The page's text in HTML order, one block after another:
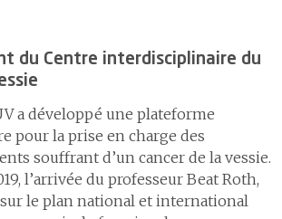
du Centre interdisciplinaire du
a développé une plateforme
pour la prise en charge des
souffrant d’un cancer de la vessie.
l’arrivée du professeur Beat Roth,
le plan national et international